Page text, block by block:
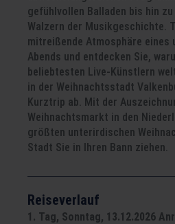
gefühlvollen Balladen bis hin
Walzern der Musikgeschichte.
mitreißende Atmosphäre eines
Abends und entdecken Sie,
beliebtesten Live-Künstlern
in der Weihnachtsstadt
Kurztrip ab. Mit der
Weihnachtsmarkt in den
größten unterirdischen
Stadt Sie in Ihren Bann ziehen.
Reiseverlauf
1. Tag, Sonntag, 13.12.2026